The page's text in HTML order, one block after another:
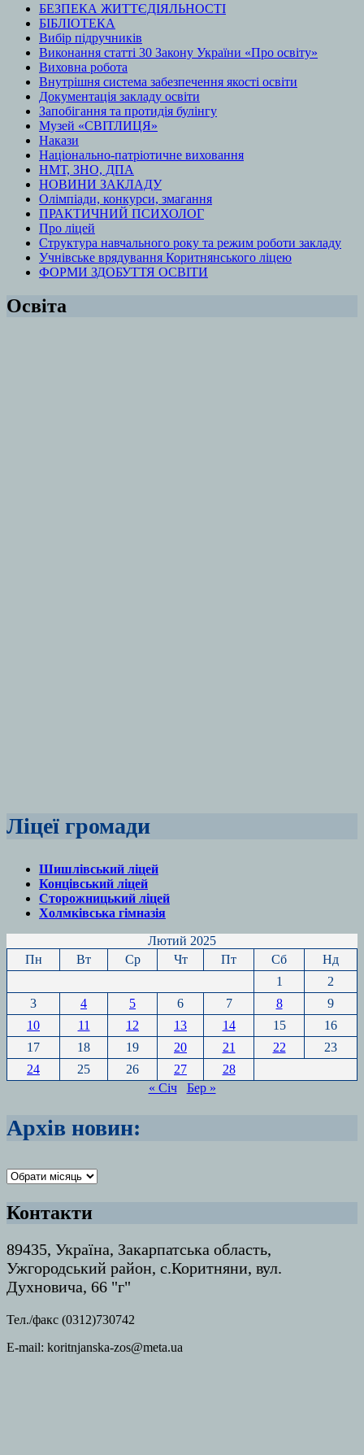
БЕЗПЕКА ЖИТТЄДІЯЛЬНОСТІ
БІБЛІОТЕКА
Вибір підручників
Виконання статті 30 Закону України «Про освіту»
Виховна робота
Внутрішня система забезпечення якості освіти
Документація закладу освіти
Запобігання та протидія булінгу
Музей «СВІТЛИЦЯ»
Накази
Національно-патріотичне виховання
НМТ, ЗНО, ДПА
НОВИНИ ЗАКЛАДУ
Олімпіади, конкурси, змагання
ПРАКТИЧНИЙ ПСИХОЛОГ
Про ліцей
Структура навчального року та режим роботи закладу
Учнівське врядування Коритнянського ліцею
ФОРМИ ЗДОБУТТЯ ОСВІТИ
Освіта
Ліцеї громади
Шишлівський ліцей
Концівський ліцей
Сторожницький ліцей
Холмківська гімназія
Лютий 2025
Пн
Вт Ср Чт Пт Сб
Нд
1
2
3
4 5 6 7 8
9
10
11 12 13 14 15
16
17
18 19 20 21 22
23
24
25 26 27
28
« Січ
Бер »
Архів новин:
Архіви
Контакти
89435, Україна, Закарпатська область,
Ужгородський район, с.Коритняни, вул.
Духновича, 66 "г"
Тел./факс (0312)730742
E-mail: koritnjanska-zos@meta.ua